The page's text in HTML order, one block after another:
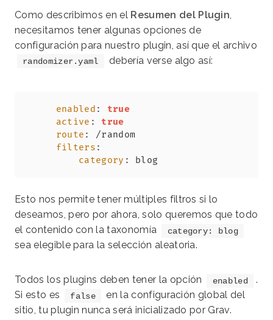
Como describimos en el Resumen del Plugin
necesitamos tener algunas opciones de
configuración para nuestro plugin, así que el archivo
randomizer.yaml debería verse algo así:
enabled :
true
active :
true
route :
filters :
category : blog
Esto nos permite tener múltiples filtros si lo
deseamos, pero por ahora, solo queremos que todo
el contenido con la taxonomía
category: blog
sea elegible para la selección aleatoria.
Todos los plugins deben tener la opción enabled
.
Si esto es
false
en la configuración global del
sitio, tu plugin nunca será inicializado por Grav.